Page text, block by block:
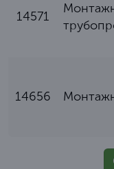
14571
14656